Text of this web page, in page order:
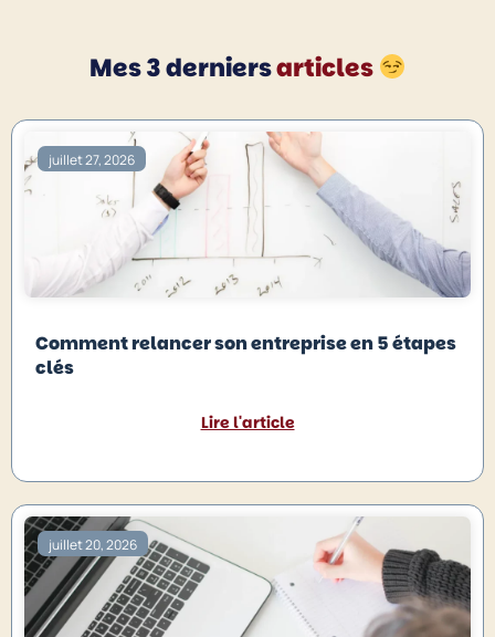
Mes 3 derniersarticles
juillet 27, 2026
Comment relancer son entreprise en 5 étapes
clés
Lire l'article
juillet 20, 2026